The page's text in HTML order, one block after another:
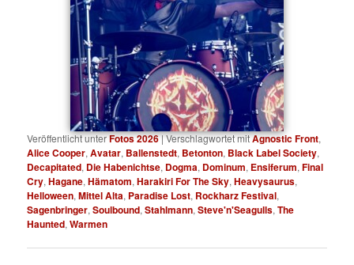
Veröffentlicht unterFotos 2026|Verschlagwortet mitAgnostic Front,
Alice Cooper,Avatar, Ballenstedt, Betonton, Black Label Society,
Decapitated, Die Habenichtse, Dogma, Dominum, Ensiferum,Final
Cry,Hagane,Hämatom,Harakiri For The Sky,Heavysaurus,
Helloween,Mittel Alta, Paradise Lost, Rockharz Festival,
Sagenbringer,Soulbound,Stahlmann,Steve'n'Seagulls,The
Haunted,Warmen